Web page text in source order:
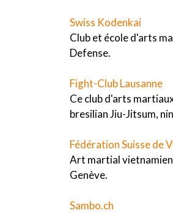
Swiss Kodenkai
Club et école d'arts
Defense.
Fight-Club Lausanne
Ce club d'arts
bresilian Jiu-Jitsum,
Fédération Suisse de
Art martial
Genève.
Sambo.ch